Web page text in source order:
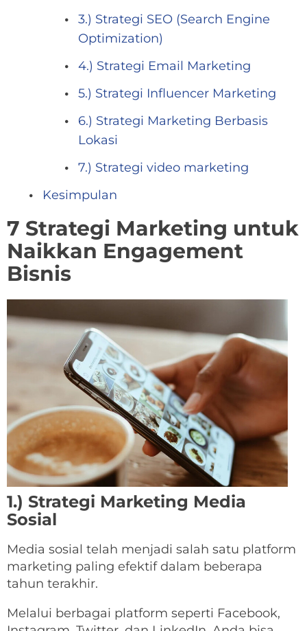
3.) Strategi SEO (Search Engine
Optimization)
4.) Strategi Email Marketing
5.) Strategi Influencer Marketing
6.) Strategi Marketing Berbasis
Lokasi
7.) Strategi video marketing
Kesimpulan
7 Strategi Marketing untuk
Naikkan Engagement
Bisnis
1.) Strategi Marketing Media
Sosial
Media sosial telah menjadi salah satu platform
marketing paling efektif dalam beberapa
tahun terakhir.
Melalui berbagai platform seperti Facebook,